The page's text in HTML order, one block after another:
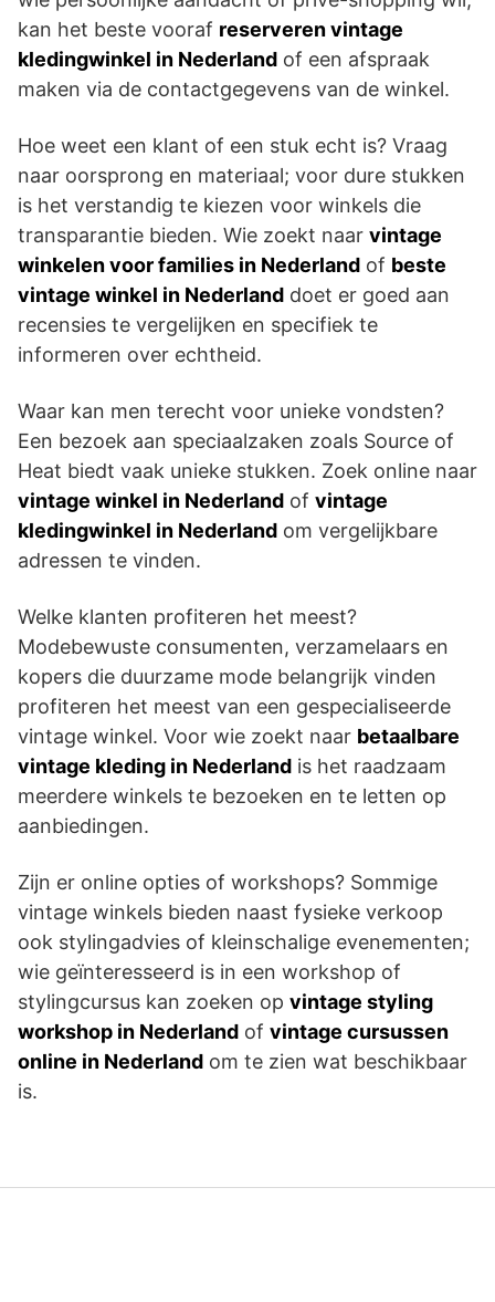
kan het beste vooraf reserveren vintage
kledingwinkel in Nederland of een afspraak
maken via de contactgegevens van de winkel.
Hoe weet een klant of een stuk echt is? Vraag
naar oorsprong en materiaal; voor dure stukken
is het verstandig te kiezen voor winkels die
transparantie bieden. Wie zoekt naar vintage
winkelen voor families in Nederland of beste
vintage winkel in Nederland doet er goed aan
recensies te vergelijken en specifiek te
informeren over echtheid.
Waar kan men terecht voor unieke vondsten?
Een bezoek aan speciaalzaken zoals Source of
Heat biedt vaak unieke stukken. Zoek online naar
vintage winkel in Nederland of vintage
kledingwinkel in Nederland om vergelijkbare
adressen te vinden.
Welke klanten profiteren het meest?
Modebewuste consumenten, verzamelaars en
kopers die duurzame mode belangrijk vinden
profiteren het meest van een gespecialiseerde
vintage winkel. Voor wie zoekt naar betaalbare
vintage kleding in Nederland is het raadzaam
meerdere winkels te bezoeken en te letten op
aanbiedingen.
Zijn er online opties of workshops? Sommige
vintage winkels bieden naast fysieke verkoop
ook stylingadvies of kleinschalige evenementen;
wie geïnteresseerd is in een workshop of
stylingcursus kan zoeken op vintage styling
workshop in Nederland of vintage cursussen
online in Nederland om te zien wat beschikbaar
is.